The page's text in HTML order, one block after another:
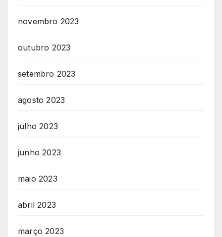
novembro 2023
outubro 2023
setembro 2023
agosto 2023
julho 2023
junho 2023
maio 2023
abril 2023
março 2023